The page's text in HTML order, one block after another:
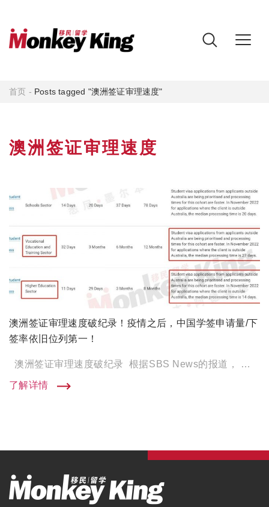
首页 - Posts tagged "澳洲签证审理速度"
澳洲签证审理速度
澳洲签证审理速度破纪录！疫情之后，中国学签申请量/下
签率依旧位列第一！
澳洲签证审理速度破纪录 根据SBS News的报道， 内政部在过去7个月， 破纪录处理了430万份签证申 […]
了解详情